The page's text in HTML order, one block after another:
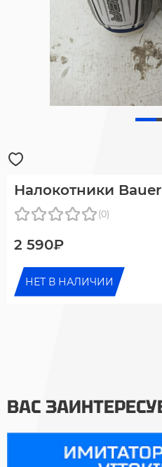
Налокотники
(0)
2 590₽
НЕТ В НАЛИЧИИ
ВАС